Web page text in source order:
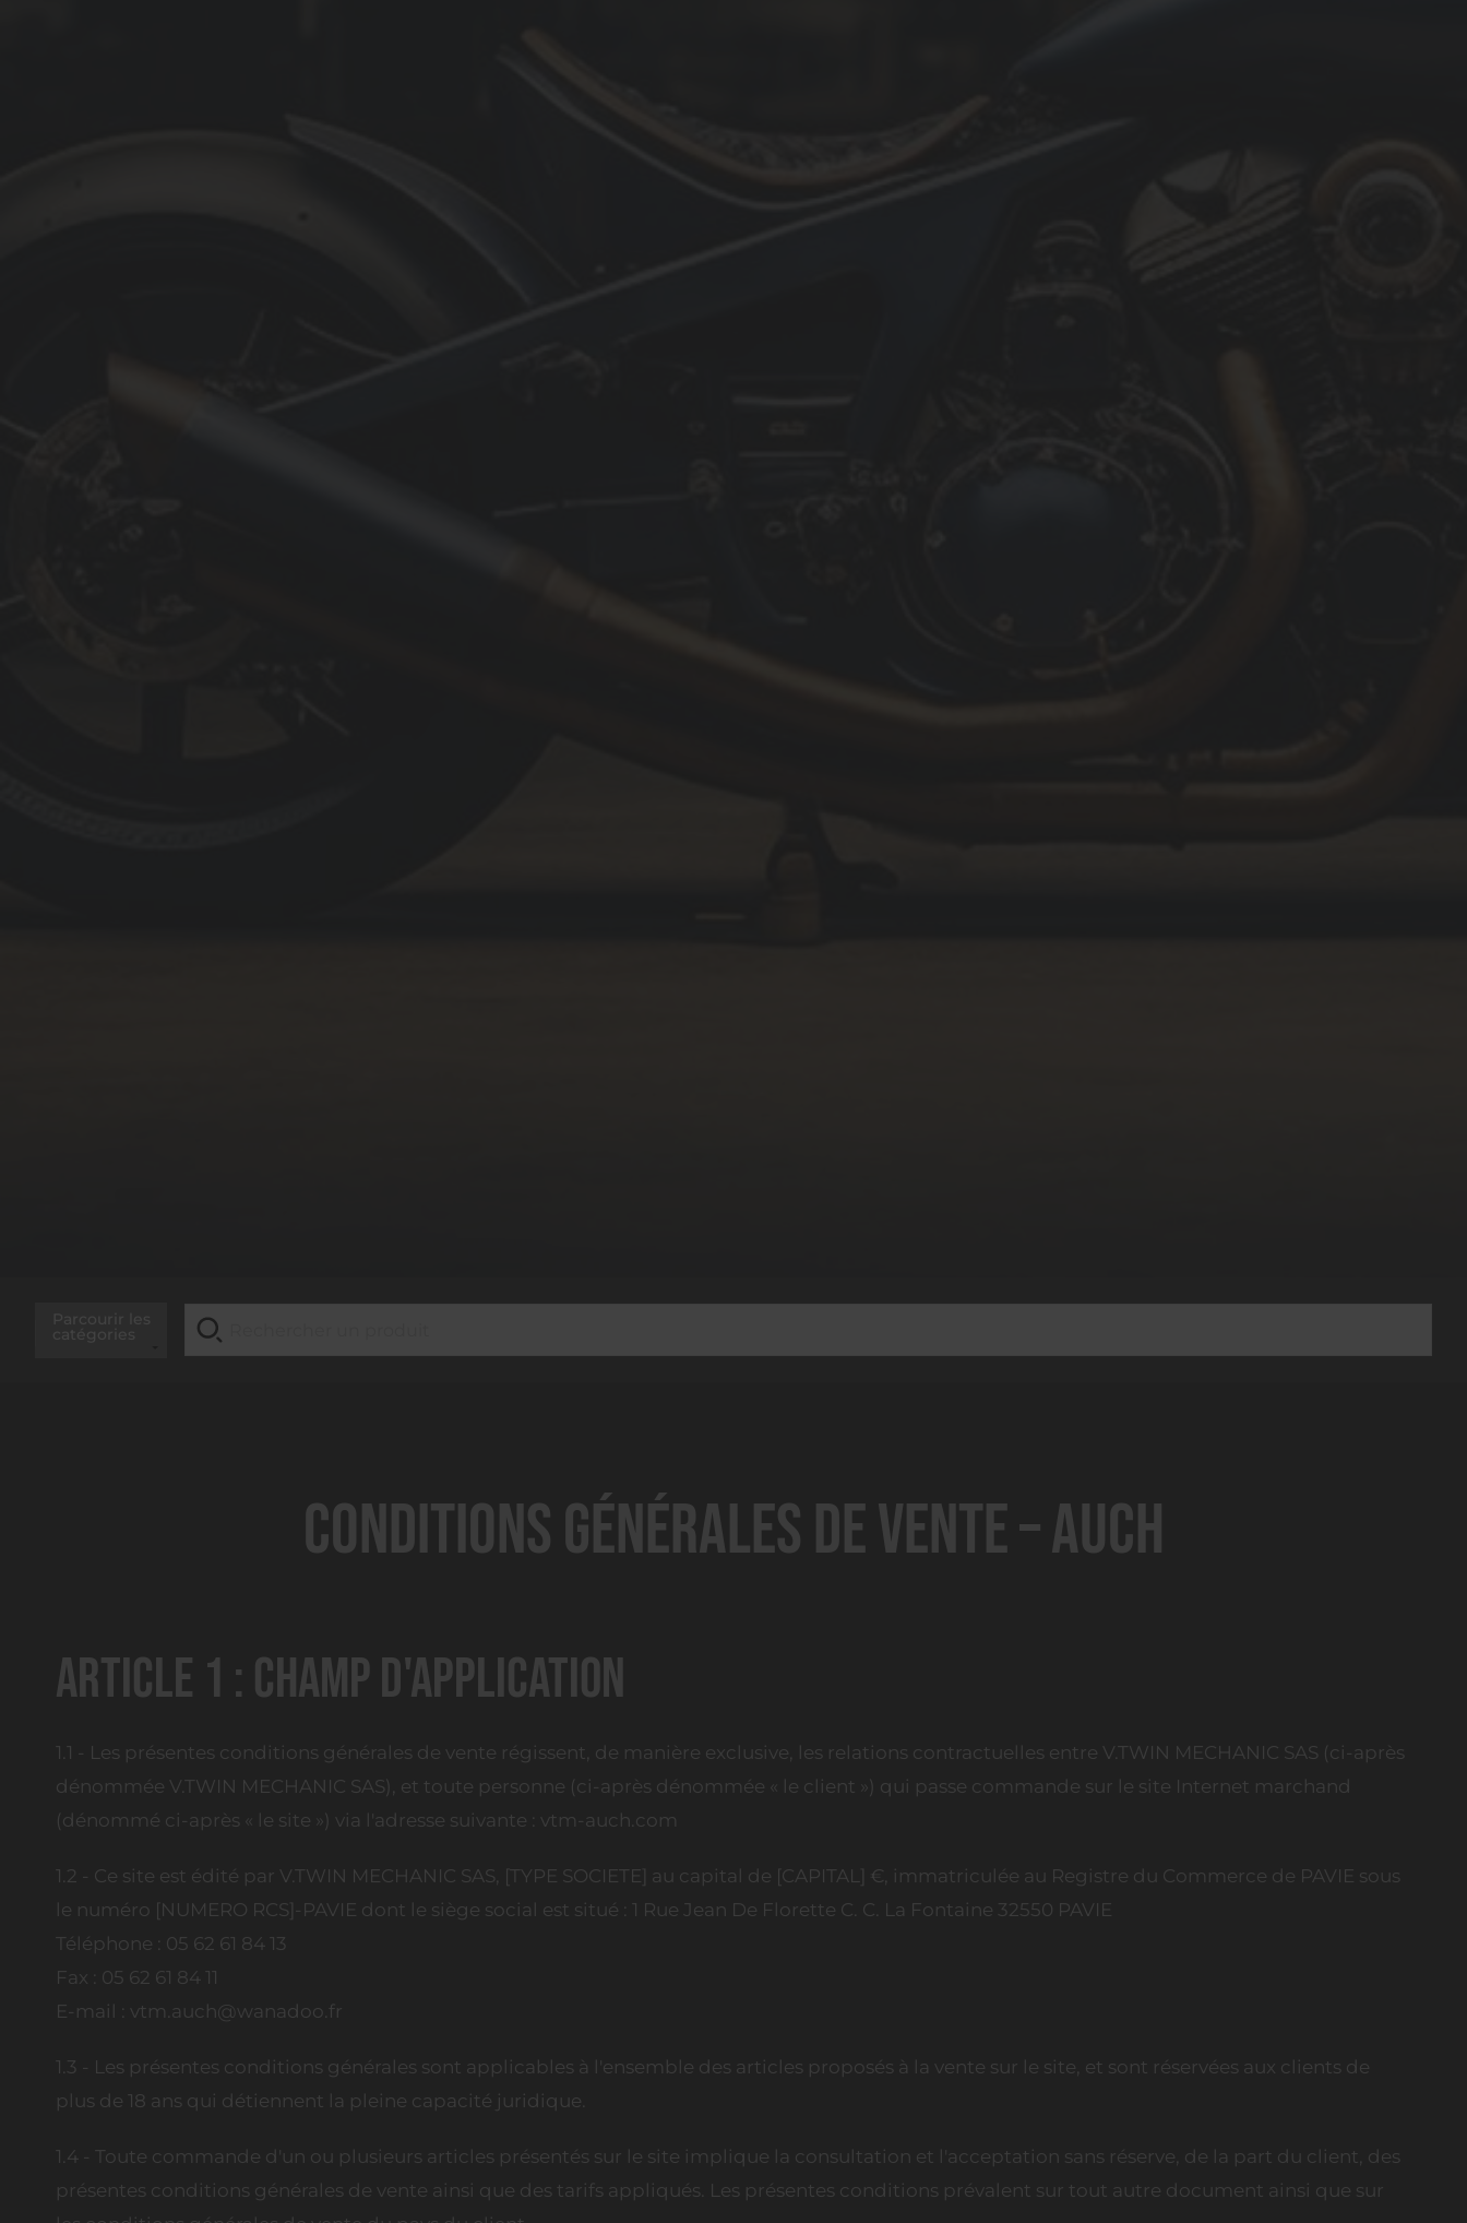
Conditions Générales de Vente – Auch
Article 1 : Champ d'application
1.1 - Les présentes conditions générales de vente régissent, de manière exclusive, les relations contractuelles entre V.TWIN MECHANIC SAS (ci-après
dénommée V.TWIN MECHANIC SAS), et toute personne (ci-après dénommée « le client ») qui passe commande sur le site Internet marchand
(dénommé ci-après « le site ») via l'adresse suivante : vtm-auch.com
1.2 - Ce site est édité par V.TWIN MECHANIC SAS, [TYPE SOCIETE] au capital de [CAPITAL] €, immatriculée au Registre du Commerce de PAVIE sous
le numéro [NUMERO RCS]-PAVIE dont le siège social est situé : 1 Rue Jean De Florette C. C. La Fontaine 32550 PAVIE
Téléphone : 05 62 61 84 13
Fax : 05 62 61 84 11
E-mail : vtm.auch@wanadoo.fr
1.3 - Les présentes conditions générales sont applicables à l'ensemble des articles proposés à la vente sur le site, et sont réservées aux clients de
plus de 18 ans qui détiennent la pleine capacité juridique.
1.4 - Toute commande d'un ou plusieurs articles présentés sur le site implique la consultation et l'acceptation sans réserve, de la part du client, des
présentes conditions générales de vente ainsi que des tarifs appliqués. Les présentes conditions prévalent sur tout autre document ainsi que sur